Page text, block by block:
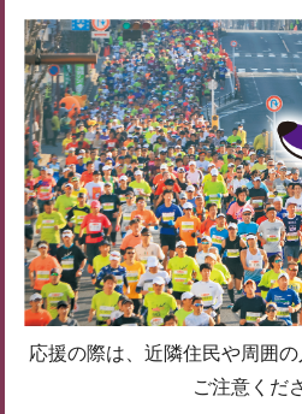
応援の際は、近隣住民や周囲
ご注意くだ